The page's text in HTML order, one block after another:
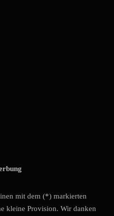
mit dem (*) markierten
kleine Provision. Wir danken